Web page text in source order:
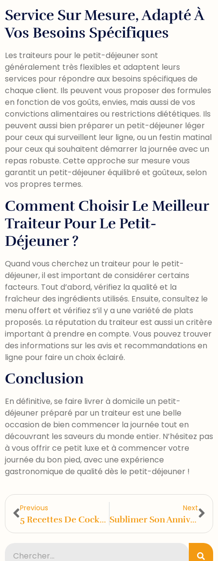
Service Sur Mesure, Adapté À
Vos Besoins Spécifiques
Les traiteurs pour le petit-déjeuner sont
généralement très flexibles et adaptent leurs
services pour répondre aux besoins spécifiques de
chaque client. Ils peuvent vous proposer des formules
en fonction de vos goûts, envies, mais aussi de vos
convictions alimentaires ou restrictions diététiques. Ils
peuvent aussi bien préparer un petit-déjeuner léger
pour ceux qui surveillent leur ligne, ou un festin matinal
pour ceux qui souhaitent démarrer la journée avec un
repas robuste. Cette approche sur mesure vous
garantit un petit-déjeuner équilibré et goûteux, selon
vos propres termes.
Comment Choisir Le Meilleur
Traiteur Pour Le Petit-
Déjeuner ?
Quand vous cherchez un traiteur pour le petit-
déjeuner, il est important de considérer certains
facteurs. Tout d’abord, vérifiez la qualité et la
fraîcheur des ingrédients utilisés. Ensuite, consultez le
menu offert et vérifiez s’il y a une variété de plats
proposés. La réputation du traiteur est aussi un critère
important à prendre en compte. Vous pouvez trouver
des informations sur les avis et recommandations en
ligne pour faire un choix éclairé.
Conclusion
En définitive, se faire livrer à domicile un petit-
déjeuner préparé par un traiteur est une belle
occasion de bien commencer la journée tout en
découvrant les saveurs du monde entier. N’hésitez pas
à vous offrir ce petit luxe et à commencer votre
journée du bon pied, avec une expérience
gastronomique de qualité dès le petit-déjeuner !
Previous
5 Recettes De Cocktails Dinatoires Pour Éblouir Vos Invités
Next
Sublimer Son Anniversaire Avec Un Buffet Chaud : Idées Et Conseils